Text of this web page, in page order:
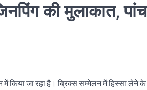
की मुलाकात,
जा रहा है। ब्रिक्स सम्मेलन में हिस्सा लेने